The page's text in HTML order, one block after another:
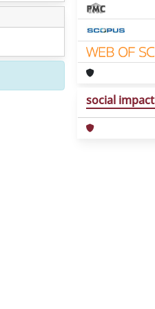
social impact